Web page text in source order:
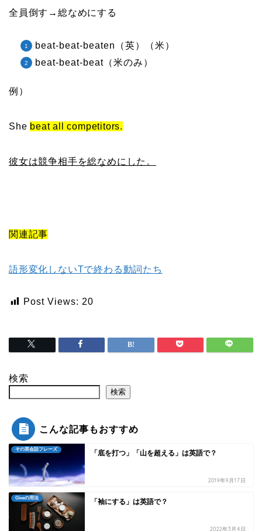
全員倒す→総なめにする
beat-beat-beaten（英）（米）
beat-beat-beat（米のみ）
例）
She beat all competitors.
彼女は競争相手を総なめにした。
関連記事
語形変化しないTで終わる動詞たち
Post Views: 20
検索
検索
こんな記事もおすすめ
その英会話フレーズ 「底を打つ」「山を超える」は英語で？
2019年9月17日
Giveの用法 「袖にする」は英語で？
2022年3月4日